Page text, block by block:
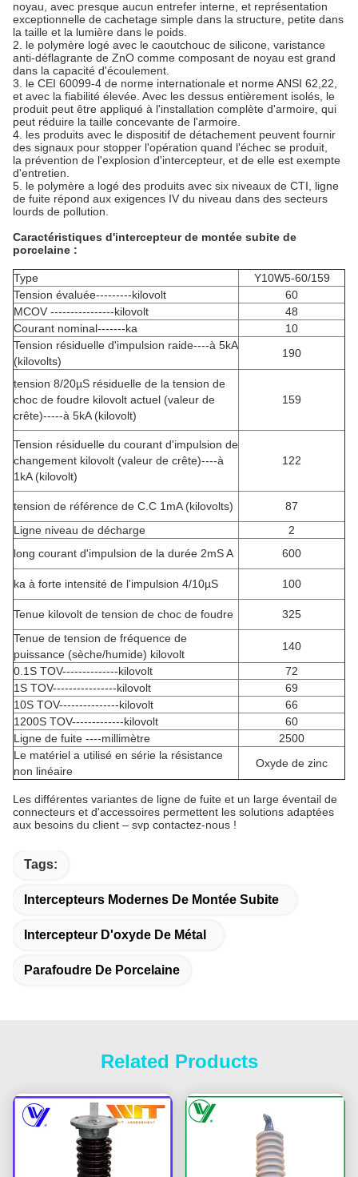
noyau, avec presque aucun entrefer interne, et représentation
exceptionnelle de cachetage simple dans la structure, petite dans
la taille et la lumière dans le poids.
2. le polymère logé avec le caoutchouc de silicone, varistance
anti-déflagrante de ZnO comme composant de noyau est grand
dans la capacité d'écoulement.
3. le CEI 60099-4 de norme internationale et norme ANSI 62,22,
et avec la fiabilité élevée. Avec les dessus entièrement isolés, le
produit peut être appliqué à l'installation complète d'armoire, qui
peut réduire la taille concevante de l'armoire.
4. les produits avec le dispositif de détachement peuvent fournir
des signaux pour stopper l'opération quand l'échec se produit,
la prévention de l'explosion d'intercepteur, et de elle est exempte
d'entretien.
5. le polymère a logé des produits avec six niveaux de CTI, ligne
de fuite répond aux exigences IV du niveau dans des secteurs
lourds de pollution.
Caractéristiques d'intercepteur de montée subite de
porcelaine :
Type
Y10W5-60/159
Tension évaluée---------kilovolt
60
MCOV ----------------kilovolt
48
Courant nominal-------ka
10
Tension résiduelle d'impulsion raide----à 5kA
(kilovolts)
190
tension 8/20µS résiduelle de la tension de
choc de foudre kilovolt actuel (valeur de
crête)-----à 5kA (kilovolt)
159
Tension résiduelle du courant d'impulsion de
changement kilovolt (valeur de crête)----à
1kA (kilovolt)
122
tension de référence de C.C 1mA (kilovolts)
87
Ligne niveau de décharge
2
long courant d'impulsion de la durée 2mS A
600
ka à forte intensité de l'impulsion 4/10µS 100
Tenue kilovolt de tension de choc de foudre
325
Tenue de tension de fréquence de
puissance (sèche/humide) kilovolt
140
0.1S TOV--------------kilovolt
72
1S TOV----------------kilovolt
69
10S TOV---------------kilovolt
66
1200S TOV-------------kilovolt
60
Ligne de fuite ----millimètre
2500
Le matériel a utilisé en série la résistance
non linéaire
Oxyde de zinc
Les différentes variantes de ligne de fuite et un large éventail de
connecteurs et d'accessoires permettent les solutions adaptées
aux besoins du client – svp contactez-nous !
Tags:
Intercepteurs Modernes De Montée Subite
Intercepteur D'oxyde De Métal
Parafoudre De Porcelaine
Related Products